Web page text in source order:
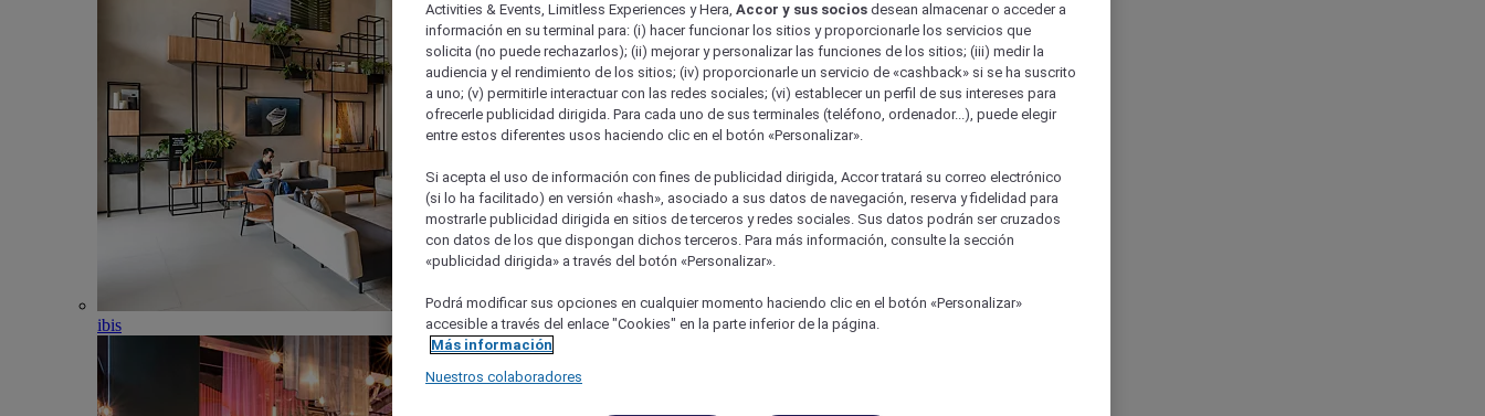
ibis
Activities & Events, Limitless Experiences y Hera, Accor y sus socios desean almacenar o acceder a
información en su terminal para: (i) hacer funcionar los sitios y proporcionarle los servicios que
solicita (no puede rechazarlos); (ii) mejorar y personalizar las funciones de los sitios; (iii) medir la
audiencia y el rendimiento de los sitios; (iv) proporcionarle un servicio de «cashback» si se ha suscrito
a uno; (v) permitirle interactuar con las redes sociales; (vi) establecer un perfil de sus intereses para
ofrecerle publicidad dirigida. Para cada uno de sus terminales (teléfono, ordenador...), puede elegir
entre estos diferentes usos haciendo clic en el botón «Personalizar».
Si acepta el uso de información con fines de publicidad dirigida, Accor tratará su correo electrónico
(si lo ha facilitado) en versión «hash», asociado a sus datos de navegación, reserva y fidelidad para
mostrarle publicidad dirigida en sitios de terceros y redes sociales. Sus datos podrán ser cruzados
con datos de los que dispongan dichos terceros. Para más información, consulte la sección
«publicidad dirigida» a través del botón «Personalizar».
Podrá modificar sus opciones en cualquier momento haciendo clic en el botón «Personalizar»
accesible a través del enlace "Cookies" en la parte inferior de la página.
Más información
Nuestros colaboradores